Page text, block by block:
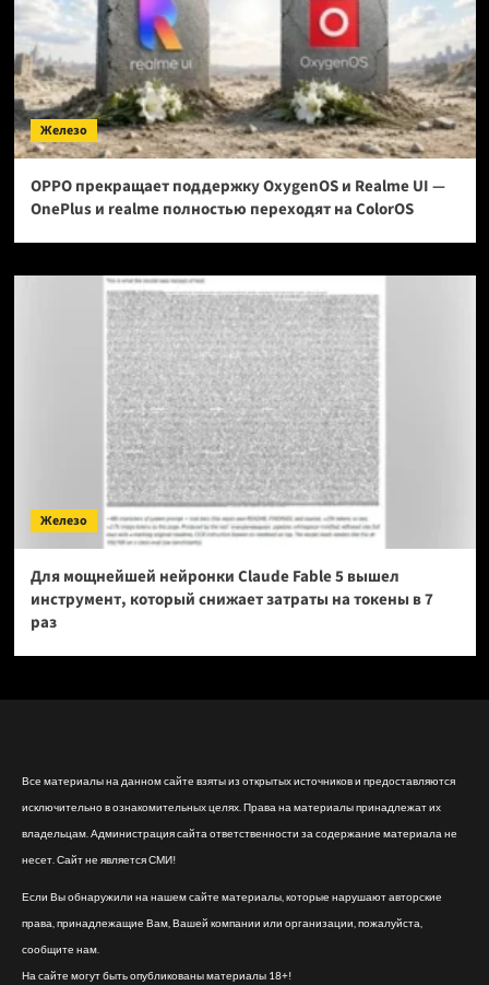
Железо
OPPO прекращает поддержку OxygenOS и Realme UI —
OnePlus и realme полностью переходят на ColorOS
Железо
Для мощнейшей нейронки Claude Fable 5 вышел
инструмент, который снижает затраты на токены в 7
раз
Все материалы на данном сайте взяты из открытых источников и предоставляются
исключительно в ознакомительных целях. Права на материалы принадлежат их
владельцам. Администрация сайта ответственности за содержание материала не
несет. Сайт не является СМИ!
Если Вы обнаружили на нашем сайте материалы, которые нарушают авторские
права, принадлежащие Вам, Вашей компании или организации, пожалуйста,
сообщите нам.
На сайте могут быть опубликованы материалы 18+!